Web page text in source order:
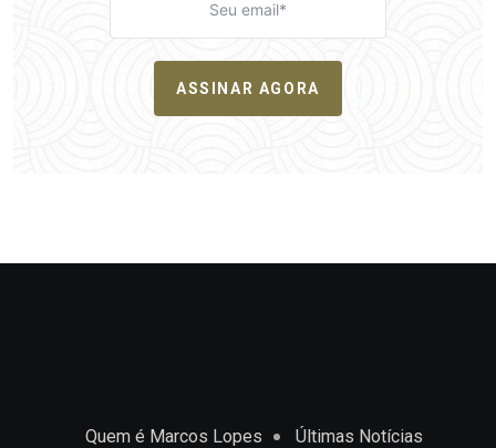
ASSINAR AGORA
Quem é Marcos Lopes Últimas Notícias